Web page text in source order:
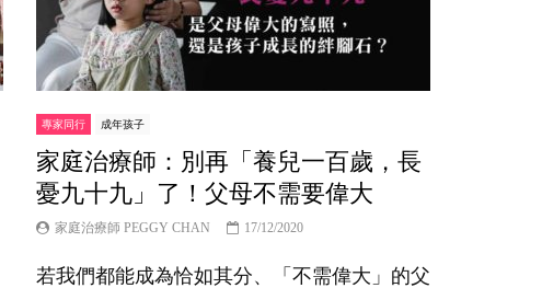
專家同行 成年孩子
家庭治療師：別再「養兒一百歲，長
憂九十九」了！父母不需要偉大
家庭治療師 PEGGY CHAN 17/12/2020
若我們都能成為恰如其分、「不需偉大」的父